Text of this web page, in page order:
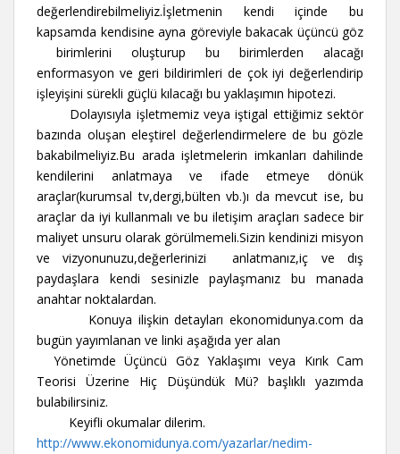
değerlendirebilmeliyiz.İşletmenin kendi içinde bu
kapsamda kendisine ayna göreviyle bakacak üçüncü göz
birimlerini oluşturup bu birimlerden alacağı
enformasyon ve geri bildirimleri de çok iyi değerlendirip
işleyişini sürekli güçlü kılacağı bu yaklaşımın hipotezi.
Dolayısıyla işletmemiz veya iştigal ettiğimiz sektör
bazında oluşan eleştirel değerlendirmelere de bu gözle
bakabilmeliyiz.Bu arada işletmelerin imkanları dahilinde
kendilerini anlatmaya ve ifade etmeye dönük
araçlar(kurumsal tv,dergi,bülten vb.)ı da mevcut ise, bu
araçlar da iyi kullanmalı ve bu iletişim araçları sadece bir
maliyet unsuru olarak görülmemeli.Sizin kendinizi misyon
ve vizyonunuzu,değerlerinizi anlatmanız,iç ve dış
paydaşlara kendi sesinizle paylaşmanız bu manada
anahtar noktalardan.
Konuya ilişkin detayları ekonomidunya.com da
bugün yayımlanan ve linki aşağıda yer alan
Yönetimde Üçüncü Göz Yaklaşımı veya Kırık Cam
Teorisi Üzerine Hiç Düşündük Mü? başlıklı yazımda
bulabilirsiniz.
Keyifli okumalar dilerim.
http://www.ekonomidunya.com/yazarlar/nedim-